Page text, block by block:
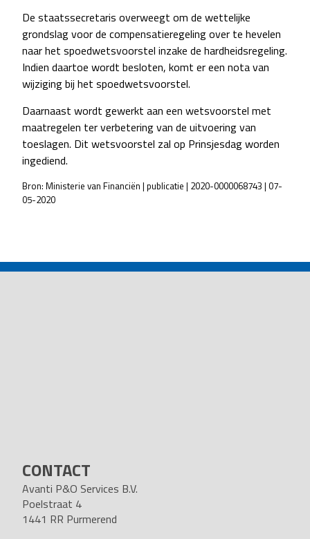
De staatssecretaris overweegt om de wettelijke
grondslag voor de compensatieregeling over te hevelen
naar het spoedwetsvoorstel inzake de hardheidsregeling.
Indien daartoe wordt besloten, komt er een nota van
wijziging bij het spoedwetsvoorstel.
Daarnaast wordt gewerkt aan een wetsvoorstel met
maatregelen ter verbetering van de uitvoering van
toeslagen. Dit wetsvoorstel zal op Prinsjesdag worden
ingediend.
Bron: Ministerie van Financiën | publicatie | 2020-0000068743 | 07-
05-2020
NAVIGATION
CONTACT
Avanti P&O Services B.V.
Poelstraat 4
1441 RR Purmerend